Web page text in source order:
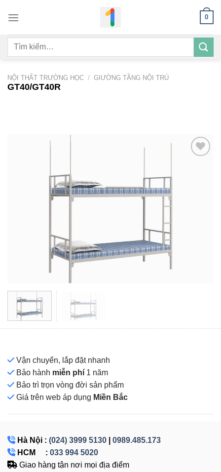
qua
dung
0
Tìm
NỘI THẤT TRƯỜNG HỌC / GIƯỜNG TẦNG NỘI TRÚ
GT40/GT40R
Vận chuyển, lắp đặt nhanh
Bảo hành miễn phí 1 năm
Bảo trì trọn vòng đời sản phẩm
Giá trên web áp dụng Miền Bắc
Hà Nội : (024) 3999 5130
0989.485.173
HCM : 033 994 5020
Giao hàng tận nơi mọi địa điểm